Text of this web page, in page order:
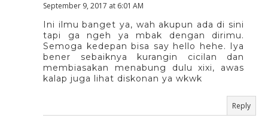
September 9, 2017 at 6:01 AM
Ini ilmu banget ya, wah akupun ada di sini
tapi ga ngeh ya mbak dengan dirimu.
Semoga kedepan bisa say hello hehe. Iya
bener sebaiknya kurangin cicilan dan
membiasakan menabung dulu xixi, awas
kalap juga lihat diskonan ya wkwk
Reply